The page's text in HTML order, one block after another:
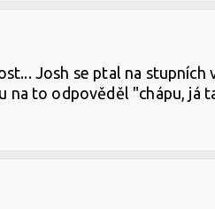
Josh se ptal na
na to odpověděl "chápu, já